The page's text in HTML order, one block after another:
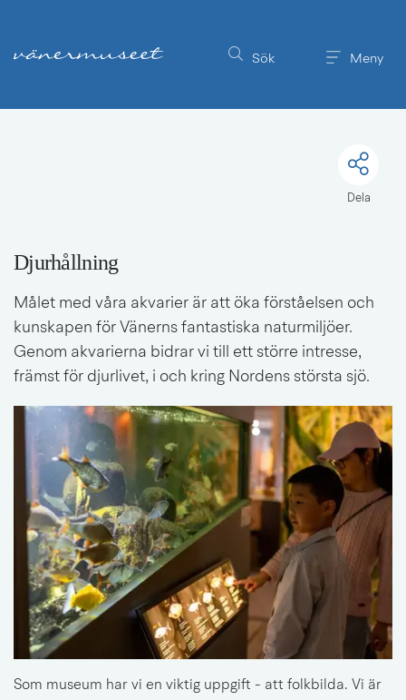
Sök Meny
Dela
Djurhållning
Målet med våra akvarier är att öka förståelsen och
kunskapen för Vänerns fantastiska naturmiljöer.
Genom akvarierna bidrar vi till ett större intresse,
främst för djurlivet, i och kring Nordens största sjö.
Som museum har vi en viktig uppgift - att folkbilda. Vi är